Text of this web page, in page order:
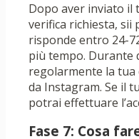
Dopo aver inviato il
verifica richiesta, sii
risponde entro 24-
più tempo. Durante
regolarmente la
da Instagram. Se il
potrai effettuare
Fase 7: Cosa